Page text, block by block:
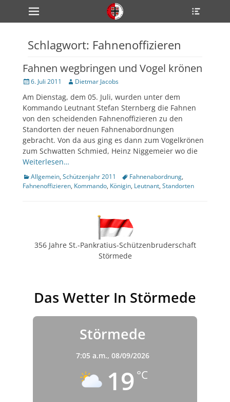
zum
Inhalt
Primärmenü
Schlagwort: Fahnenoffizieren
Fahnen wegbringen und Vogel krönen
Veröffentlicht
6. Juli 2011 Author
Dietmar Jacobs
Am Dienstag, dem 05. Juli, wurden unter dem
Kommando Leutnant Stefan Sternberg die Fahnen
von den scheidenden Fahnenoffizieren zu den
Standorten der neuen Fahnenabordnungen
gebracht. Von da aus ging es dann zum Vogelkrönen
zum Schwatten Schmied, Heinz Niggemeier wo die
Weiterlesen…
Kategorien
Allgemein, Schützenjahr 2011 TagsFahnenabordnung,
Fahnenoffizieren, Kommando, Königin, Leutnant, Standorten
356 Jahre St.-Pankratius-Schützenbruderschaft
Störmede
Das Wetter In Störmede
Störmede
7:05 a.m., 08/09/2026
19 °C